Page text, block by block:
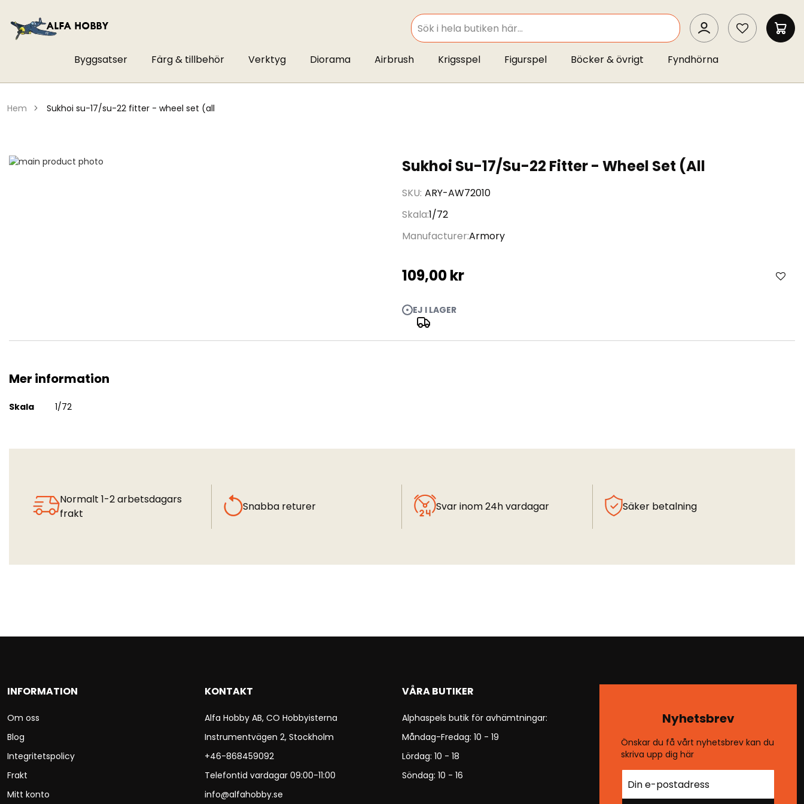
SEARCH
SEARCH
MIN
Byggsatser Färg & tillbehör Verktyg Diorama Airbrush Krigsspel Figurspel Böcker & övrigt Fyndhörna
hem sukhoi su-17/su-22 fitter - wheel set (all
Sukhoi Su-17/Su-22 Fitter - Wheel Set (All
SKU ARY-AW72010
Skala1/72
ManufacturerArmory
109,00 kr
EJ I LAGER
Hoppa
Mer information
Mer
Skala 1/72
Normalt 1-2 arbetsdagars
frakt
Snabba returer Svar inom 24h vardagar Säker betalning
INFORMATION
Om oss
Blog
Integritetspolicy
Frakt
Mitt konto
KONTAKT
Alfa Hobby AB, CO Hobbyisterna
Instrumentvägen 2, Stockholm
+46-868459092
Telefontid vardagar 09:00-11:00
info@alfahobby.se
VÅRA BUTIKER
Alphaspels butik för avhämtningar:
Måndag-Fredag: 10 - 19
Lördag: 10 - 18
Söndag: 10 - 16
Nyhetsbrev
Önskar du få vårt nyhetsbrev kan du
skriva upp dig här